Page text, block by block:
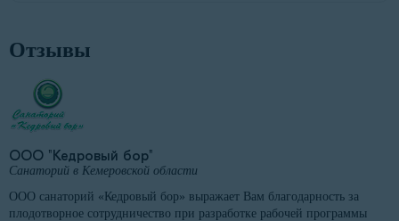
Отзывы
ООО "Кедровый бор"
Санаторий в Кемеровской области
ООО санаторий «Кедровый бор» выражает Вам благодарность за
плодотворное сотрудничество при разработке рабочей программы